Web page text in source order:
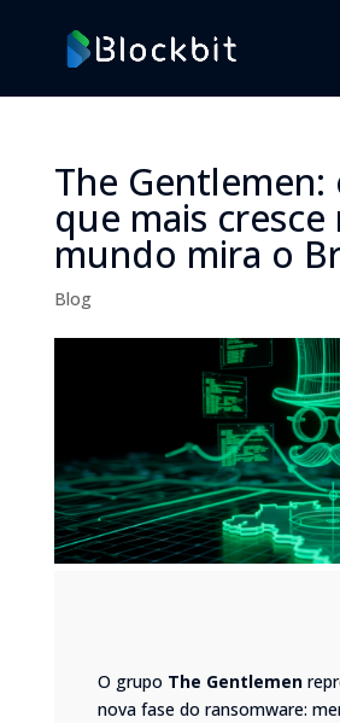
The Gentlemen:
que mais cresce
mundo mira o
Blog
O grupo The Gentlemen
nova fase do ransomware: